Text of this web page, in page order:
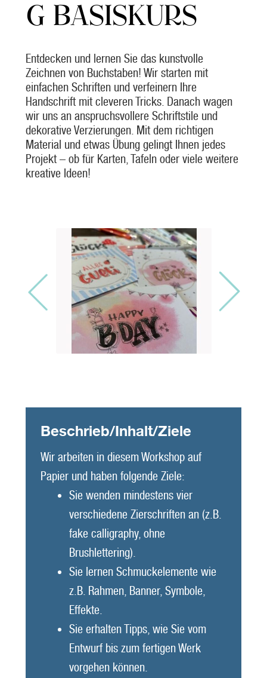
G BASISKURS
Entdecken und lernen Sie das kunstvolle
Zeichnen von Buchstaben! Wir starten mit
einfachen Schriften und verfeinern Ihre
Handschrift mit cleveren Tricks. Danach wagen
wir uns an anspruchsvollere Schriftstile und
dekorative Verzierungen. Mit dem richtigen
Material und etwas Übung gelingt Ihnen jedes
Projekt – ob für Karten, Tafeln oder viele weitere
kreative Ideen!
Beschrieb/Inhalt/Ziele
Wir arbeiten in diesem Workshop auf
Papier und haben folgende Ziele:
Sie wenden mindestens vier
verschiedene Zierschriften an (z.B.
fake calligraphy, ohne
Brushlettering).
Sie lernen Schmuckelemente wie
z.B. Rahmen, Banner, Symbole,
Effekte.
Sie erhalten Tipps, wie Sie vom
Entwurf bis zum fertigen Werk
vorgehen können.